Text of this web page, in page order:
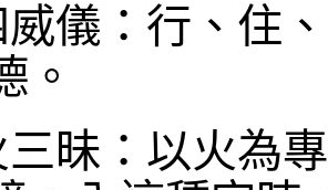
威儀：行、住
。
三昧：以火為